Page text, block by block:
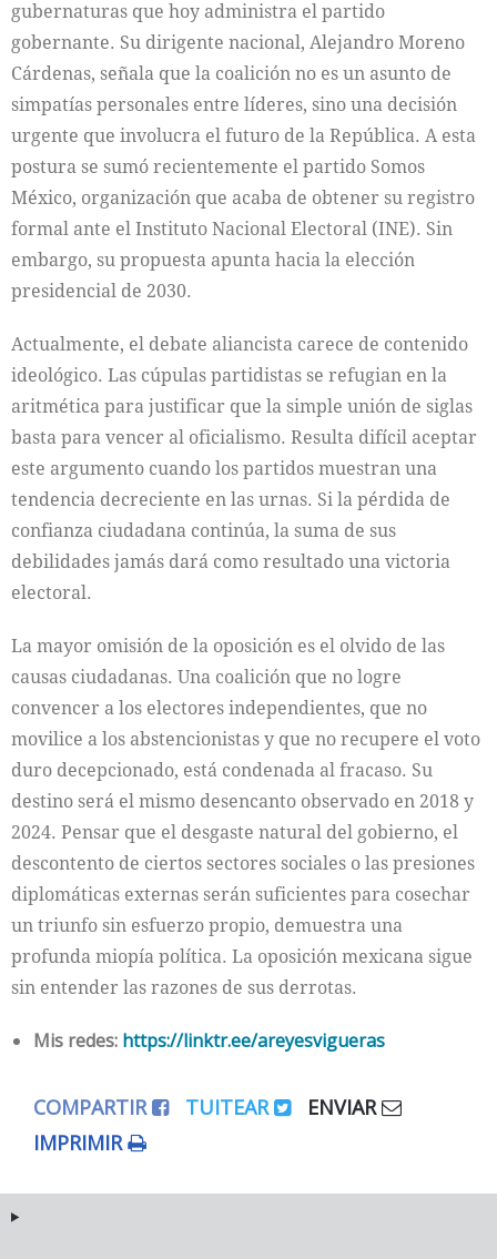
gubernaturas que hoy administra el partido
gobernante. Su dirigente nacional, Alejandro Moreno
Cárdenas, señala que la coalición no es un asunto de
simpatías personales entre líderes, sino una decisión
urgente que involucra el futuro de la República. A esta
postura se sumó recientemente el partido Somos
México, organización que acaba de obtener su registro
formal ante el Instituto Nacional Electoral (INE). Sin
embargo, su propuesta apunta hacia la elección
presidencial de 2030.
Actualmente, el debate aliancista carece de contenido
ideológico. Las cúpulas partidistas se refugian en la
aritmética para justificar que la simple unión de siglas
basta para vencer al oficialismo. Resulta difícil aceptar
este argumento cuando los partidos muestran una
tendencia decreciente en las urnas. Si la pérdida de
confianza ciudadana continúa, la suma de sus
debilidades jamás dará como resultado una victoria
electoral.
La mayor omisión de la oposición es el olvido de las
causas ciudadanas. Una coalición que no logre
convencer a los electores independientes, que no
movilice a los abstencionistas y que no recupere el voto
duro decepcionado, está condenada al fracaso. Su
destino será el mismo desencanto observado en 2018 y
2024. Pensar que el desgaste natural del gobierno, el
descontento de ciertos sectores sociales o las presiones
diplomáticas externas serán suficientes para cosechar
un triunfo sin esfuerzo propio, demuestra una
profunda miopía política. La oposición mexicana sigue
sin entender las razones de sus derrotas.
Mis redes: https://linktr.ee/areyesvigueras
COMPARTIR TUITEAR
ENVIAR
IMPRIMIR